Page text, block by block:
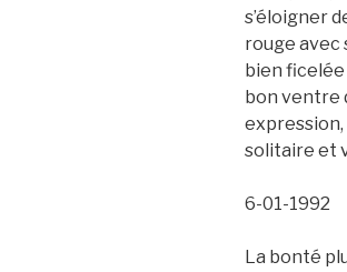
s’éloigner
rouge avec
bien ficelée
bon ventre
expression,
solitaire et
6-01-1992
La bonté